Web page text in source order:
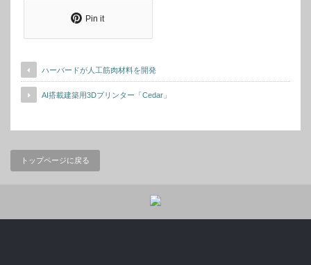
Pin it
ハーバードが人工筋肉材料を開発
AI搭載建築用3Dプリンター「Cedar」
トップページに戻る